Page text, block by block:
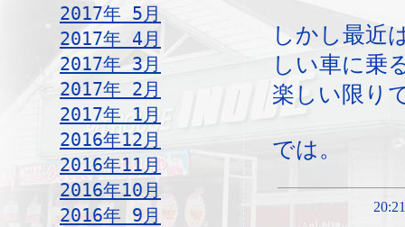
2017年 5月
2017年 4月
2017年 3月
2017年 2月
2017年 1月
2016年12月
2016年11月
2016年10月
2016年 9月
しかし最近
しい車に乗
楽しい限り
では。